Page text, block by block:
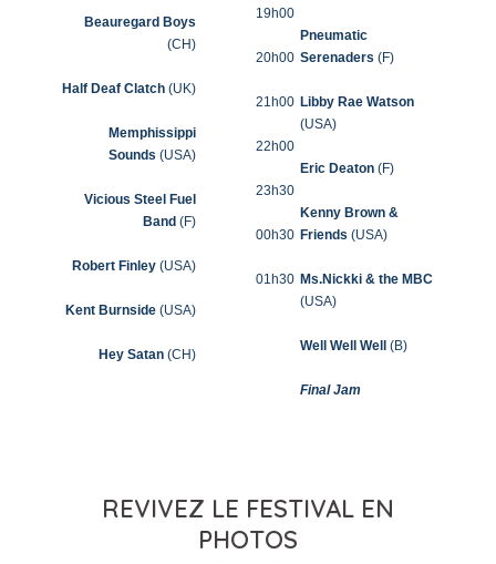
Beauregard Boys
(CH)
Half Deaf Clatch (UK)
Memphissippi
Sounds (USA)
Vicious Steel Fuel
Band (F)
Robert Finley (USA)
Kent Burnside (USA)
Hey Satan (CH)
19h00
20h00
21h00
22h00
23h30
00h30
01h30
Pneumatic
Serenaders (F)
Libby Rae Watson
(USA)
Eric Deaton(F)
Kenny Brown &
Friends (USA)
Ms.Nickki & the MBC
(USA)
Well Well Well (B)
Final Jam
REVIVEZ LE FESTIVAL EN
PHOTOS